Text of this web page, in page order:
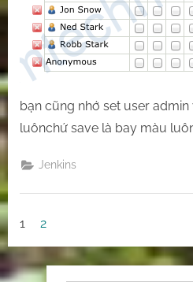
bạn cũng nhớ set user
luônchứ save là bay màu
Jenkins
Posts
pagination
1 2